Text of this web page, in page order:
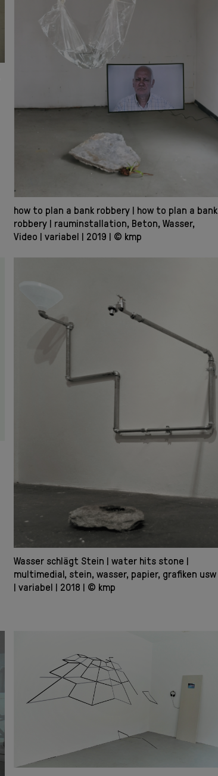
how to plan a bank robbery
how to plan a bank
robbery
rauminstallation, Beton, Wasser,
Video variabel 2019 © kmp
Wasser schlägt Stein water hits stone
multimedial, stein, wasser, papier, grafiken usw
variabel
2018 © kmp